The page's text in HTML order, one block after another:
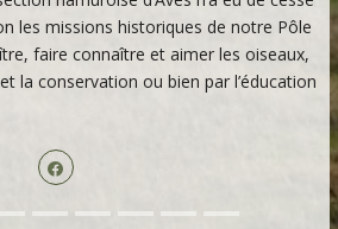
les missions historiques de notre Pôle
faire connaître et aimer les oiseaux,
la conservation ou bien par l’éducation